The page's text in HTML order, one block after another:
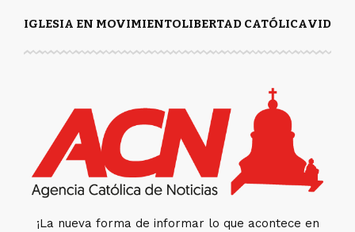
IGLESIA EN MOVIMIENTOLIBERTAD CATÓLICAVIDA
¡La nueva forma de informar lo que acontece en